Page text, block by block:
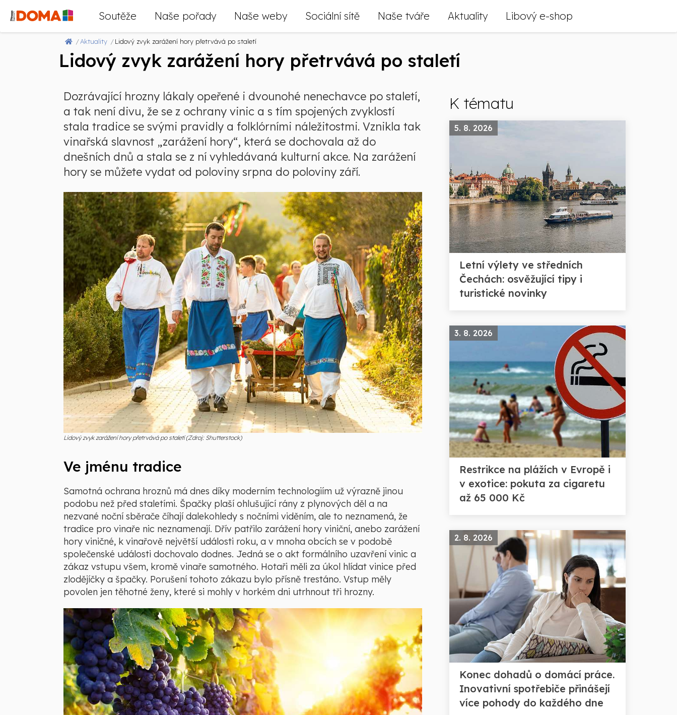
Soutěže Naše pořady Naše weby Sociální sítě Naše tváře Aktuality Libový e-shop
Aktuality Lidový zvyk zarážení hory přetrvává po staletí
Lidový zvyk zarážení hory přetrvává po staletí
Dozrávající hrozny lákaly opeřené i dvounohé nenechavce po staletí,
a tak není divu, že se z ochrany vinic a s tím spojených zvyklostí
stala tradice se svými pravidly a folklórními náležitostmi. Vznikla tak
vinařská slavnost „zarážení hory“, která se dochovala až do
dnešních dnů a stala se z ní vyhledávaná kulturní akce. Na zarážení
hory se můžete vydat od poloviny srpna do poloviny září.
Lidový zvyk zarážení hory přetrvává po staletí (Zdroj: Shutterstock)
Ve jménu tradice
Samotná ochrana hroznů má dnes díky moderním technologiím už výrazně jinou
podobu než před staletími. Špačky plaší ohlušující rány z plynových děl a na
nezvané noční sběrače číhají dalekohledy s nočními viděním, ale to neznamená, že
tradice pro vinaře nic neznamenají. Dřív patřilo zarážení hory viniční, anebo zarážení
hory viničné, k vinařově největší události roku, a v mnoha obcích se v podobě
společenské události dochovalo dodnes. Jedná se o akt formálního uzavření vinic a
zákaz vstupu všem, kromě vinaře samotného. Hotaři měli za úkol hlídat vinice před
zlodějíčky a špačky. Porušení tohoto zákazu bylo přísně trestáno. Vstup měly
povolen jen těhotné ženy, které si mohly v horkém dni utrhnout tři hrozny.
K tématu
5. 8. 2026
Letní výlety ve středních
Čechách: osvěžující tipy i
turistické novinky
3. 8. 2026
Restrikce na plážích v Evropě i
v exotice: pokuta za cigaretu
až 65 000 Kč
2. 8. 2026
Konec dohadů o domácí práce.
Inovativní spotřebiče přinášejí
více pohody do každého dne